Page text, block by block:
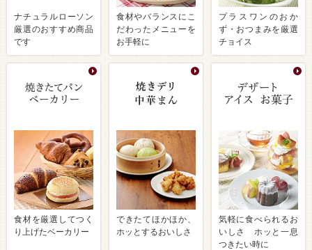
ナチュラルローソン
厳選のおすすめ商品
です
食材やバランスにこ
だわったメニューを
お手軽に
プラスワンのおか
ず・おつまみを厳選
チョイス
食材を厳選してつく
り上げたベーカリー
できたてほかほか、
ホッとするおいしさ
気軽に食べられるお
いしさ ホッと一息
つきたい時に